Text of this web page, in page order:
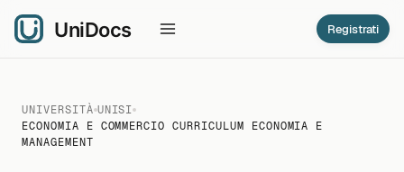
Registrati
UNIVERSITÀ UNISI
ECONOMIA E COMMERCIO CURRICULUM ECONOMIA E
MANAGEMENT